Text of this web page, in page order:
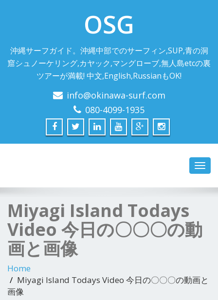
OSG
沖縄サーフガイド。沖縄中部でのサーフィン,SUP,青の洞
窟シュノーケリング,カヤック,マングローブ,無人島etcの裏
ツアーが満載! 中文,English,RussianもOK!
info@okinawa-surf.com
080-4099-1935
Miyagi Island Todays
Video 今日の〇〇〇の動
画と画像
Home
Miyagi Island Todays Video 今日の〇〇〇の動画と
画像